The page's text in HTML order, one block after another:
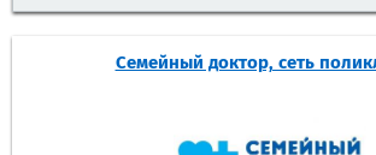
Семейный доктор, сеть